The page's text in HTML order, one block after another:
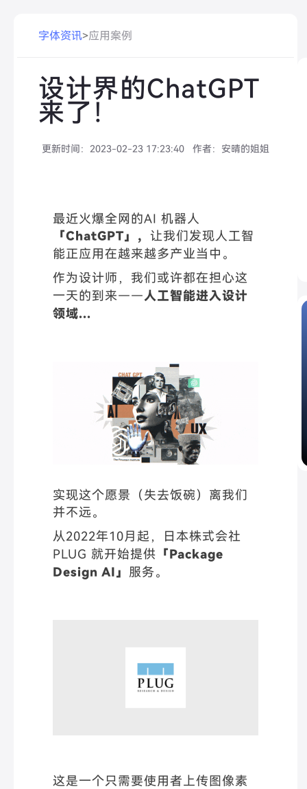
字体资讯>应用案例
设计界的ChatGPT
来了！
更新时间： 2023-02-23 17:23:40 作者： 安晴的姐姐
最近火爆全网的AI 机器人
「ChatGPT」， 让我们发现人工智
能正应用在越来越多产业当中。
作为设计师，我们或许都在担心这
一天的到来——人工智能进入设计
领域...
实现这个愿景（失去饭碗）离我们
并不远。
从2022年10月起，
日本株式会社
PLUG 就开始提供 「Package
Design AI」 服务。
这是一个只需要使用者上传图像素